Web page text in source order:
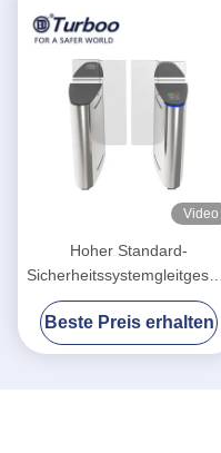
Video
Hoher Standard-
für intelligentes
Bürodrehkreuz
Beste Preis erhalten